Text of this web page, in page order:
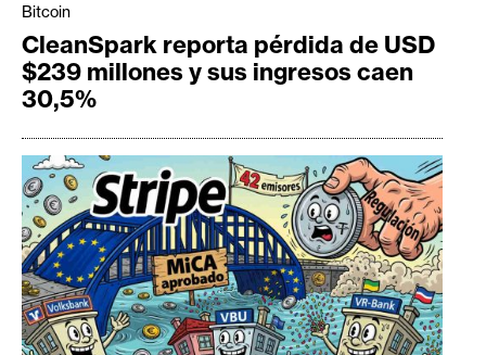
Bitcoin
CleanSpark reporta pérdida de USD
$239 millones y sus ingresos caen
30,5%